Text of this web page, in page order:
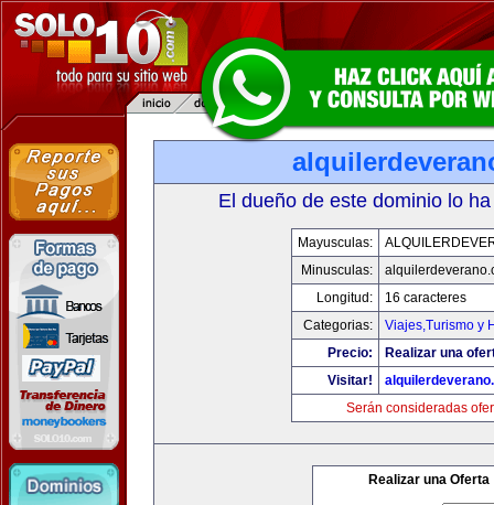
El dueño de este dominio lo
Mayusculas:
Minusculas:
Longitud:
16 caracteres
Categorias:
Viajes,Turismo y
Precio:
Realizar una
Visitar!
Serán consideradas
Realizar una Oferta